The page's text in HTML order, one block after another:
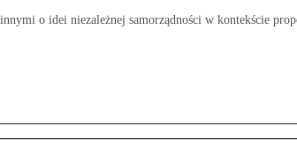
o idei niezależnej samorządności w kontekście